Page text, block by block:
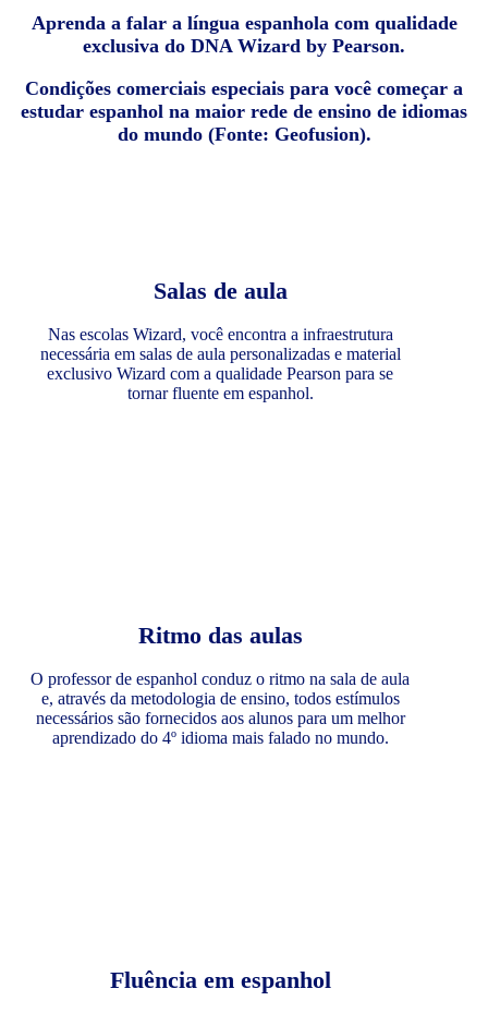
Aprenda a falar a língua espanhola com qualidade
exclusiva do DNA Wizard by Pearson.
Condições comerciais especiais para você começar a
estudar espanhol na maior rede de ensino de idiomas
do mundo (Fonte: Geofusion).
Salas de aula
Nas escolas Wizard, você encontra a infraestrutura
necessária em salas de aula personalizadas e material
exclusivo Wizard com a qualidade Pearson para se
tornar fluente em espanhol.
Ritmo das aulas
O professor de espanhol conduz o ritmo na sala de aula
e, através da metodologia de ensino, todos estímulos
necessários são fornecidos aos alunos para um melhor
aprendizado do 4º idioma mais falado no mundo.
Fluência em espanhol